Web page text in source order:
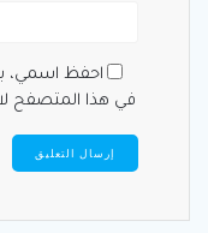
احفظ اسمي،
في هذا المتصفح